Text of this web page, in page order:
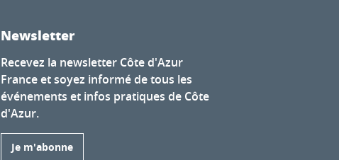
Newsletter
Recevez la newsletter Côte d'Azur
France et soyez informé de tous les
événements et infos pratiques de Côte
d'Azur.
Je m'abonne